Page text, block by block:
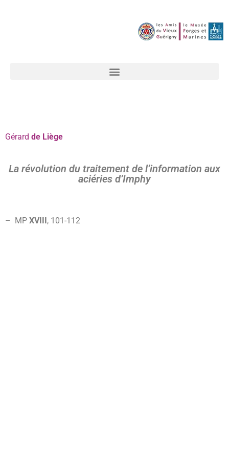
Gérard de Liège
La révolution du traitement de l’information aux
aciéries d’Imphy
– MP XVIII, 101-112